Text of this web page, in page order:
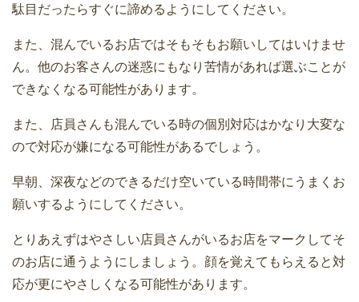
駄目だったらすぐに諦めるようにしてください。
また、混んでいるお店ではそもそもお願いしてはいけませ
ん。他のお客さんの迷惑にもなり苦情があれば選ぶことが
できなくなる可能性があります。
また、店員さんも混んでいる時の個別対応はかなり大変な
ので対応が嫌になる可能性があるでしょう。
早朝、深夜などのできるだけ空いている時間帯にうまくお
願いするようにしてください。
とりあえずはやさしい店員さんがいるお店をマークしてそ
のお店に通うようにしましょう。顔を覚えてもらえると対
応が更にやさしくなる可能性があります。